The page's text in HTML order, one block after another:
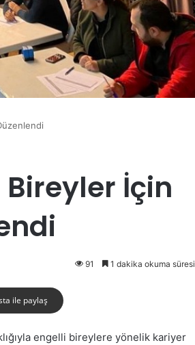
İçin
91 1 dakika okuma süresi
ile paylaş
engelli bireylere yönelik kariyer